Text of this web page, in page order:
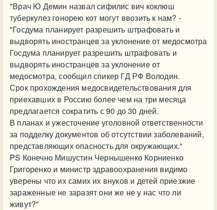
"Врач Ю Демин назвал сифилис вич коклюш
туберкулез гонорею кот могут ввозить к нам? -
"Госдума планирует разрешить штрафовать и
выдворять иностранцев за уклонение от медосмотра
Госдума планирует разрешить штрафовать и
выдворять иностранцев за уклонение от
медосмотра, сообщил спикер ГД РФ Володин.
Срок прохождения медосвидетельствования для
приехавших в Россию более чем на три месяца
предлагается сократить с 90 до 30 дней.
В планах и ужесточение уголовной ответственности
за подделку документов об отсутствии заболеваний,
представляющих опасность для окружающих."
PS Конечно Мишустин Чернышенко Корниенко
Григоренко и министр здравоохранения видимо
уверены что их самих их внуков и детей приезжие
зараженные не заразят они же не у нас что ли
живут?"